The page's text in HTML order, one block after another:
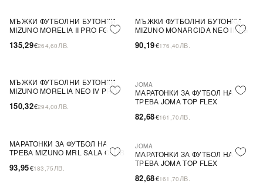
МЪЖКИ ФУТБОЛНИ БУТОНКИ
MIZUNO MORELIA II PRO FG
135,29€264,60 ЛВ.
МЪЖКИ ФУТБОЛНИ БУТОНКИ
MIZUNO MONARCIDA NEO III FG
90,19€176,40 ЛВ.
МЪЖКИ ФУТБОЛНИ БУТОНКИ
MIZUNO MORELIA NEO IV PRO
150,32€294,00 ЛВ.
JOMA
МАРАТОНКИ ЗА ФУТБОЛ НА
ТРЕВА JOMA TOP FLEX
82,68€161,70 ЛВ.
МАРАТОНКИ ЗА ФУТБОЛ НА
ТРЕВА MIZUNO MRL SALA CLUB
93,95€183,75 ЛВ.
JOMA
МАРАТОНКИ ЗА ФУТБОЛ НА
ТРЕВА JOMA TOP FLEX
82,68€161,70 ЛВ.